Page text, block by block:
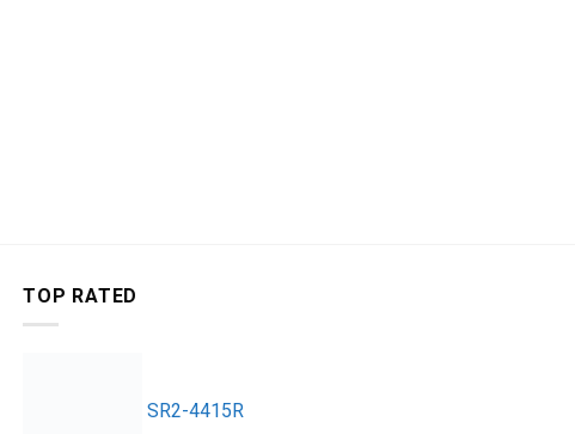
TOP RATED